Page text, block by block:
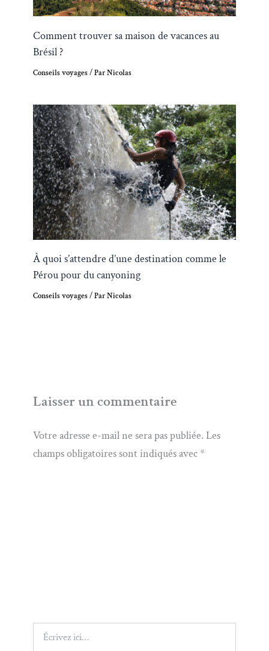
Comment trouver sa maison de vacances au
Brésil ?
Conseils voyages/ ParNicolas
À quoi s’attendre d’une destination comme le
Pérou pour du canyoning
Conseils voyages/ ParNicolas
Laisser un commentaire
Votre adresse e-mail ne sera pas publiée. Les
champs obligatoires sont indiqués avec *
ici…